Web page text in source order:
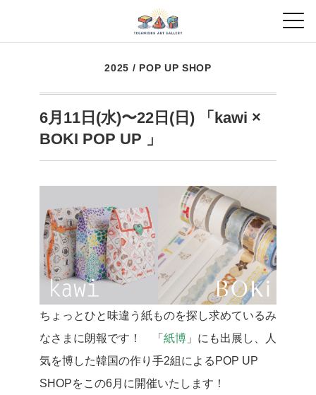
2025 / POP UP SHOP
6月11日(水)〜22日(日) 「kawi ×
BOKI POP UP 」
ちょっとひと味違う紙ものを探し求めているみ
なさまに朗報です！ 「 紙博 」にも出展し、人
気を博した韓国の作り手2組によるPOP UP
SHOPをこの6月に開催いたします！